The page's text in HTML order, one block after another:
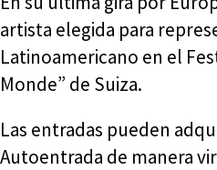
artista elegida para
Latinoamericano en el
Monde” de Suiza.
Las entradas pueden
Autoentrada de manera